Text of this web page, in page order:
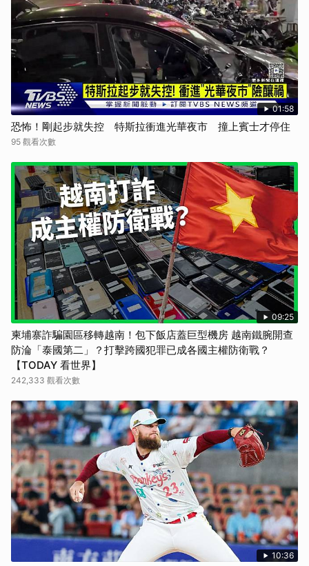
01:58
恐怖！剛起步就失控 特斯拉衝進光華夜市 撞上賓士才停住
95 觀看次數
09:25
柬埔寨詐騙園區移轉越南！包下飯店蓋巨型機房 越南鐵腕開查
防淪「泰國第二」？打擊跨國犯罪已成各國主權防衛戰？
【TODAY 看世界】
242,333 觀看次數
10:36